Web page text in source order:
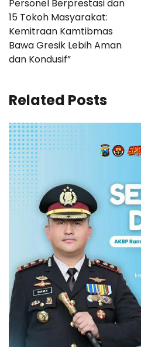
Personel Berprestasi dan
15 Tokoh Masyarakat:
Kemitraan Kamtibmas
Bawa Gresik Lebih Aman
dan Kondusif”
Related Posts